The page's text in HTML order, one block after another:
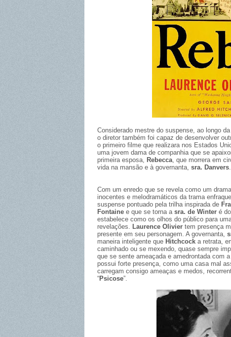
Considerado mestre do suspense, ao longo
o diretor também foi capaz de desenvolver
o primeiro filme que realizara nos Estados
uma jovem dama de companhia que se
primeira esposa, Rebecca, que morrera em
vida na mansão e à governanta, sra. Danvers.
Com um enredo que se revela como um
inocentes e melodramáticos da trama
suspense pontuado pela trilha inspirada de
Fontaine e que se torna a sra. de Winter é
estabelece como os olhos do público para
revelações. Laurence Olivier tem presença
presente em seu personagem. A governanta,
maneira inteligente que Hitchcock a retrata,
caminhado ou se mexendo, quase sempre
que se sente ameaçada e amedrontada com
possui forte presença, como uma casa mal
carregam consigo ameaças e medos,
“Psicose”.